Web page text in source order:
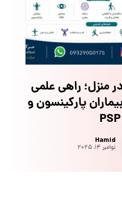
منزل؛ راهی علمی
پارکینسون و
PSP
Hamid
نوامبر ۱۴, ۲۰۲۵